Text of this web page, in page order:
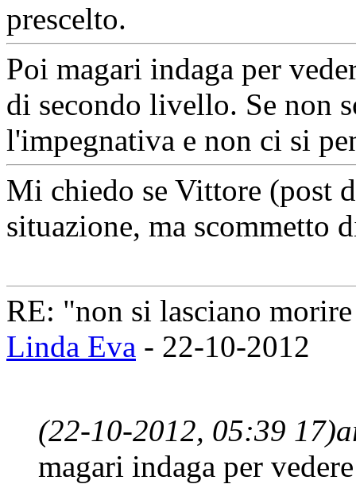
prescelto.
Poi magari indaga per
di secondo livello. Se non
l'impegnativa e non ci si
Mi chiedo se Vittore (post
situazione, ma scommetto
RE: "non si lasciano
Linda Eva - 22-10-2012
(22-10-2012, 05:39 17)
magari indaga per